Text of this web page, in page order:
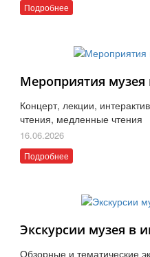
Подробнее
Мероприятия музея
Концерт, лекции,
чтения, медленные чтения
16.06.2026
Подробнее
Экскурсии музея в
Обзорные и тематические